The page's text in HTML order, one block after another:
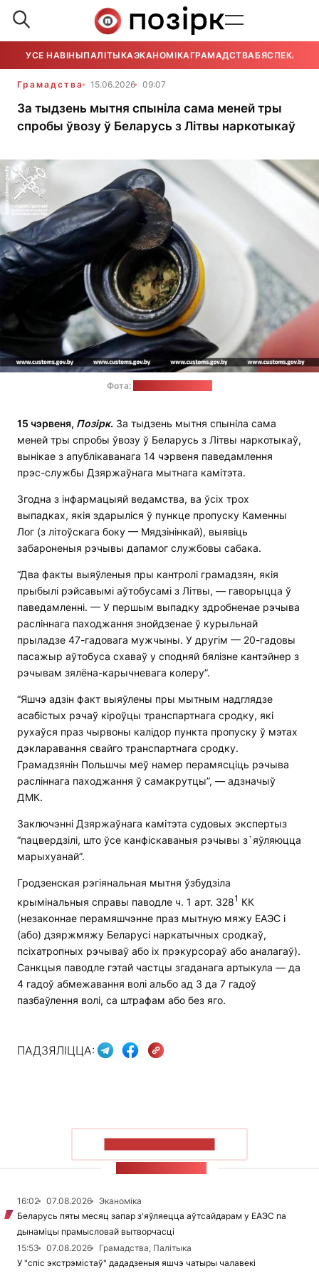
УСЕ НАВІНЫПАЛІТЫКАЭКАНОМІКАГРАМАДСТВАБЯСПЕКА
Грамадства 15.06.2026 09:07
За тыдзень мытня спыніла сама меней тры
спробы ўвозу ў Беларусь з Літвы наркотыкаў
Фота:
15 чэрвеня, Позірк. За тыдзень мытня спыніла сама
меней тры спробы ўвозу ў Беларусь з Літвы наркотыкаў,
вынікае з апублікаванага 14 чэрвеня паведамлення
прэс-службы Дзяржаўнага мытнага камітэта.
Згодна з інфармацыяй ведамства, ва ўсіх трох
выпадках, якія здарыліся ў пункце пропуску Каменны
Лог (з літоўскага боку — Мядзінінкай), выявіць
забароненыя рэчывы дапамог службовы сабака.
“Два факты выяўленыя пры кантролі грамадзян, якія
прыбылі рэйсавымі аўтобусамі з Літвы, — гаворыцца ў
паведамленні. — У першым выпадку здробненае рэчыва
расліннага паходжання знойдзенае ў курыльнай
прыладзе 47-гадовага мужчыны. У другім — 20-гадовы
пасажыр аўтобуса схаваў у сподняй бялізне кантэйнер з
рэчывам зялёна-карычневага колеру”.
“Яшчэ адзін факт выяўлены пры мытным надглядзе
асабістых рэчаў кіроўцы транспартнага сродку, які
рухаўся праз чырвоны калідор пункта пропуску ў мэтах
дэкларавання свайго транспартнага сродку.
Грамадзянін Польшчы меў намер перамясціць рэчыва
расліннага паходжання ў самакрутцы”, — адзначыў
ДМК.
Заключэнні Дзяржаўнага камітэта судовых экспертыз
“пацвердзілі, што ўсе канфіскаваныя рэчывы з`яўляюцца
марыхуанай”.
Гродзенская рэгіянальная мытня ўзбудзіла
крымінальныя справы паводле ч. 1 арт. 3281 КК
(незаконнае перамяшчэнне праз мытную мяжу ЕАЭС і
(або) дзяржмяжу Беларусі наркатычных сродкаў,
псіхатропных рэчываў або іх прэкурсораў або аналагаў).
Санкцыя паводле гэтай частцы згаданага артыкула — да
4 гадоў абмежавання волі альбо ад 3 да 7 гадоў
пазбаўлення волі, са штрафам або без яго.
ПАДЗЯЛІЦЦА:
16:02 07.08.2026
Эканоміка
Беларусь пяты месяц запар з'яўляецца аўтсайдарам у ЕАЭС па
дынаміцы прамысловай вытворчасці
15:53
07.08.2026
Грамадства, Палітыка
У "спіс экстрэмістаў" дададзеныя яшчэ чатыры чалавекі